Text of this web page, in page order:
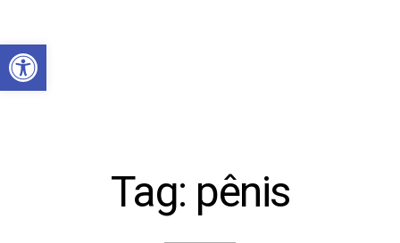
Abrir a barra de ferramentas
Tag: pênis